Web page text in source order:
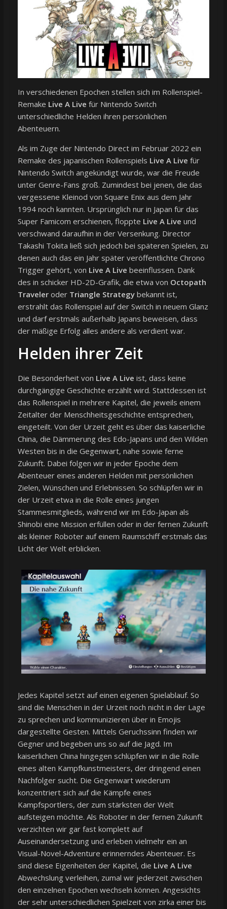
In verschiedenen Epochen stellen sich im Rollenspiel-
Remake Live A Live für Nintendo Switch
unterschiedliche Helden ihren persönlichen
Abenteuern.
Als im Zuge der Nintendo Direct im Februar 2022 ein
Remake des japanischen Rollenspiels Live A Live für
Nintendo Switch angekündigt wurde, war die Freude
unter Genre-Fans groß. Zumindest bei jenen, die das
vergessene Kleinod von Square Enix aus dem Jahr
1994 noch kannten. Ursprünglich nur in Japan für das
Super Famicom erschienen, floppte Live A Live und
verschwand daraufhin in der Versenkung. Director
Takashi Tokita ließ sich jedoch bei späteren Spielen, zu
denen auch das ein Jahr später veröffentlichte Chrono
Trigger gehört, von Live A Live beeinflussen. Dank
des in schicker HD-2D-Grafik, die etwa von Octopath
Traveleroder Triangle Strategybekannt ist,
erstrahlt das Rollenspiel auf der Switch in neuem Glanz
und darf erstmals außerhalb Japans beweisen, dass
der mäßige Erfolg alles andere als verdient war.
Helden ihrer Zeit
Die Besonderheit von Live A Live ist, dass keine
durchgängige Geschichte erzählt wird. Stattdessen ist
das Rollenspiel in mehrere Kapitel, die jeweils einem
Zeitalter der Menschheitsgeschichte entsprechen,
eingeteilt. Von der Urzeit geht es über das kaiserliche
China, die Dämmerung des Edo-Japans und den Wilden
Westen bis in die Gegenwart, nahe sowie ferne
Zukunft. Dabei folgen wir in jeder Epoche dem
Abenteuer eines anderen Helden mit persönlichen
Zielen, Wünschen und Erlebnissen. So schlüpfen wir in
der Urzeit etwa in die Rolle eines jungen
Stammesmitglieds, während wir im Edo-Japan als
Shinobi eine Mission erfüllen oder in der fernen Zukunft
als kleiner Roboter auf einem Raumschiff erstmals das
Licht der Welt erblicken.
Jedes Kapitel setzt auf einen eigenen Spielablauf. So
sind die Menschen in der Urzeit noch nicht in der Lage
zu sprechen und kommunizieren über in Emojis
dargestellte Gesten. Mittels Geruchssinn finden wir
Gegner und begeben uns so auf die Jagd. Im
kaiserlichen China hingegen schlüpfen wir in die Rolle
eines alten Kampfkunstmeisters, der dringend einen
Nachfolger sucht. Die Gegenwart wiederum
konzentriert sich auf die Kämpfe eines
Kampfsportlers, der zum stärksten der Welt
aufsteigen möchte. Als Roboter in der fernen Zukunft
verzichten wir gar fast komplett auf
Auseinandersetzung und erleben vielmehr ein an
Visual-Novel-Adventure erinnerndes Abenteuer. Es
sind diese Eigenheiten der Kapitel, die Live A Live
Abwechslung verleihen, zumal wir jederzeit zwischen
den einzelnen Epochen wechseln können. Angesichts
der sehr unterschiedlichen Spielzeit von zirka einer bis